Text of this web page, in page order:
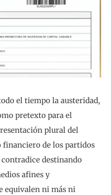
el tiempo la austeridad,
pretexto para el
plural del
financiero de los partidos
destinando
afines y
equivalen ni más ni